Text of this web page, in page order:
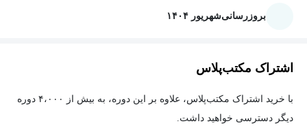
بروزرسانیشهریور ۱۴۰۴
اشتراک مکتب‌پلاس
با خرید اشتراک مکتب‌پلاس، علاوه بر این دوره، به بیش از ۴،۰۰۰ دوره
دیگر دسترسی خواهید داشت.